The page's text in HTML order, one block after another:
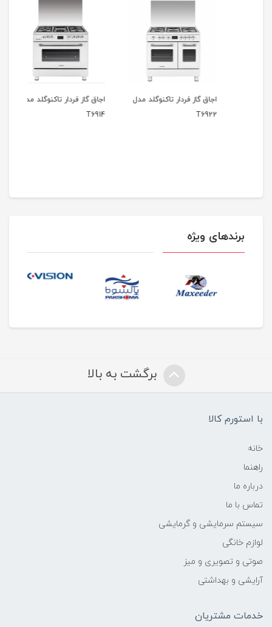
اجاق گاز فردار تاکنوگلد مدل
T6922
اجاق گاز فردار تاکنوگلد مدل
T6914
برندهای ویژه
برگشت به بالا
با استورم کالا
خانه
راهنما
درباره ما
تماس با ما
سیستم سرمایشی و گرمایشی
لوازم خانگی
صوتی و تصویری و میز
آرایشی و بهداشتی
خدمات مشتریان